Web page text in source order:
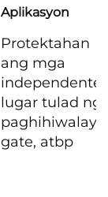
Aplikasyon
Protektahan
ang mga
lugar tulad ng
paghihiwalay,
gate, atbp